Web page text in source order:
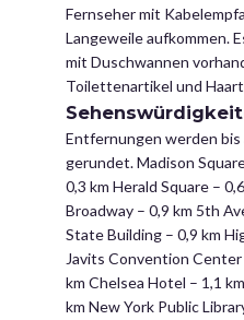
Fernseher mit
Langeweile aufkommen.
mit Duschwannen
Toilettenartikel und
Entfernungen werden
gerundet. Madison
0,3 km Herald Square –
Broadway – 0,9 km 5th
State Building – 0,9 km
Javits Convention Center
km Chelsea Hotel – 1,1
km New York Public